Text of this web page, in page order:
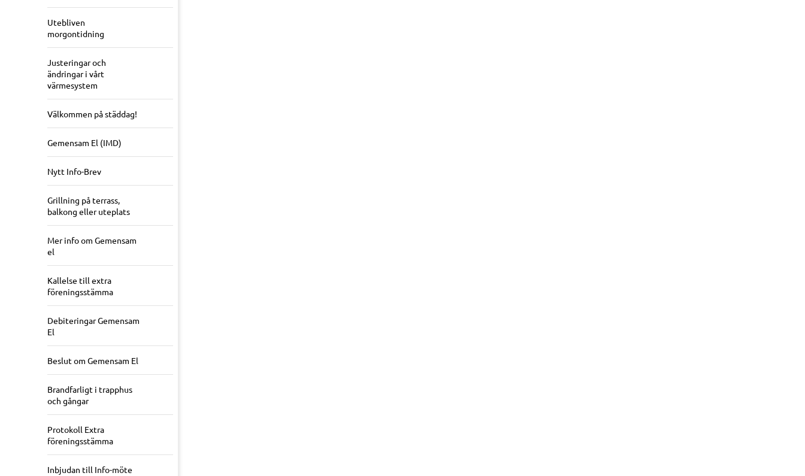
Utebliven
morgontidning
Justeringar och
ändringar i vårt
värmesystem
Välkommen på städdag!
Gemensam El (IMD)
Nytt Info-Brev
Grillning på terrass,
balkong eller uteplats
Mer info om Gemensam
el
Kallelse till extra
föreningsstämma
Debiteringar Gemensam
El
Beslut om Gemensam El
Brandfarligt i trapphus
och gångar
Protokoll Extra
föreningsstämma
Inbjudan till Info-möte